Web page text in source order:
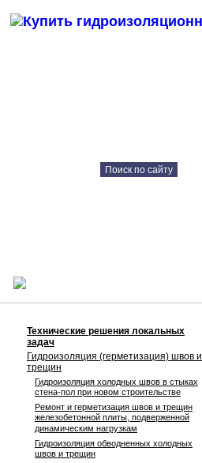
Технические решения локальных
задач
Гидроизоляция (герметизация) швов и
трещин
Гидроизоляция холодных швов в стыках
стена-пол при новом строительстве
Ремонт и герметизация швов и трещин
железобетонной плиты, подверженной
динамическим нагрузкам
Гидроизоляция обводненных холодных
швов и трещин